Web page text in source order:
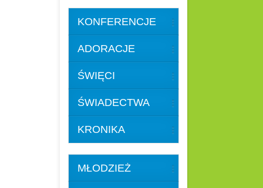
KONFERENCJE
ADORACJE
ŚWIĘCI
ŚWIADECTWA
KRONIKA
MŁODZIEŻ